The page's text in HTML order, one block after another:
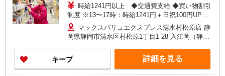
時給1241円以上 ◆交通費支給 ◆買い物割引
制度 ※13〜17時：時給1241円＋日祝100円UP
※17〜19時：時給1441円＋日祝100円UP 【契約期
間】 試用期間3カ月後、6カ月ごと更新 ※試用期
間中も条件は同じです
マックスバリュエクスプレス清水村松原店 静
岡県静岡市清水区村松原1丁目1-28 入江岡（静岡
25分）,桜橋（静岡県）（静岡鉄道）（約26分）
キープ 詳細を見る